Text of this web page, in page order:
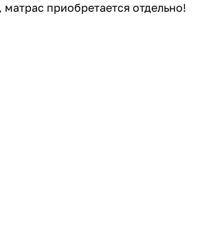
приобретается отдельно!